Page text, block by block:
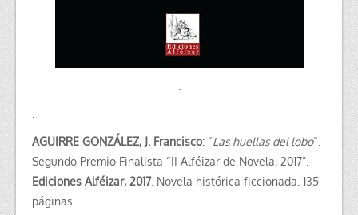
AGUIRRE GONZÁLEZ, J. Francisco: “Las huellas del lobo“.
Segundo Premio Finalista “II Alféizar de Novela, 2017”.
Ediciones Alféizar, 2017. Novela histórica ficcionada. 135
páginas.